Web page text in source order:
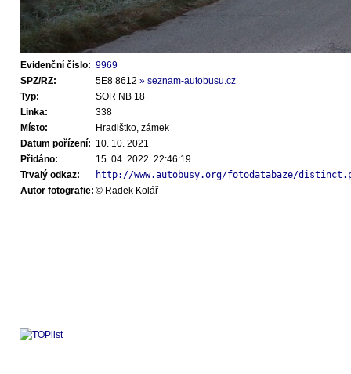
Evidenční číslo: 9969
SPZ/RZ:
5E8 8612 » seznam-autobusu.cz
Typ:
SOR NB 18
Linka:
338
Místo:
Hradištko, zámek
Datum pořízení: 10. 10. 2021
Přidáno:
15. 04. 2022 22:46:19
Trvalý odkaz:
http://www.autobusy.org/fotodatabaze/
Autor fotografie: © Radek Kolář